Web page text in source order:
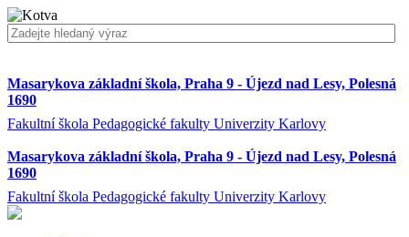
Masarykova základní škola, Praha 9 - Újezd nad Lesy, Polesná
1690
Fakultní škola Pedagogické fakulty Univerzity Karlovy
Masarykova základní škola, Praha 9 - Újezd nad Lesy, Polesná
1690
Fakultní škola Pedagogické fakulty Univerzity Karlovy